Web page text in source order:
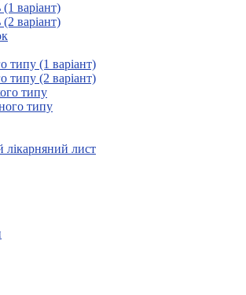
сторінок УТОГ
програми
освіта
освіта
жестової мови Українського
глухих
перекладачів
УТОГ"
для глухих
варіант)
варіант)
типу (1 варіант)
типу (2 варіант)
типу
типу
лікарняний лист